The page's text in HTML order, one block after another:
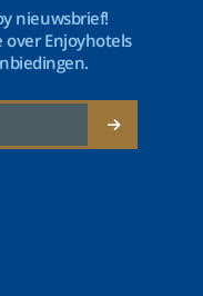
nieuwsbrief!
Enjoyhotels